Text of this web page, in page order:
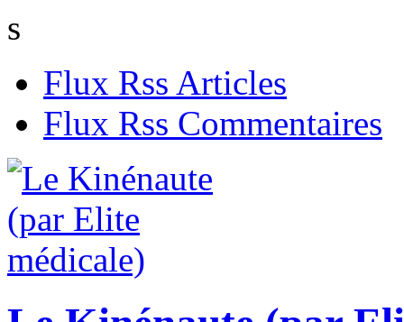
s
Flux Rss Articles
Flux Rss Commentaires